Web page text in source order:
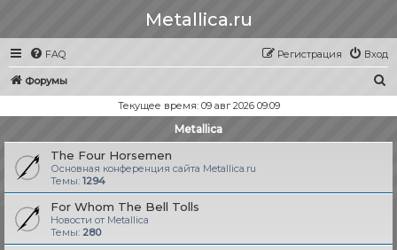
Metallica.ru
FAQ Вход
Регистрация
Форумы
с
Текущее время: 09 авг 2026 09:09
Metallica
The Four Horsemen
Основная конференция сайта Metallica.ru
Темы: 1294
For Whom The Bell Tolls
Новости от Metallica
Темы: 280